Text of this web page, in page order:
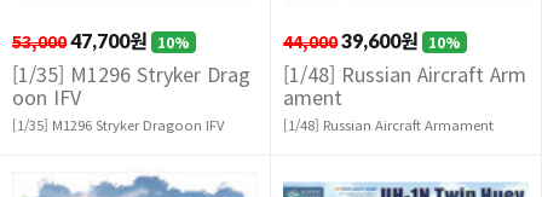
53,00047,700원 10%
[1/35] M1296 Stryker Drag
oon IFV
[1/35] M1296 Stryker Dragoon IFV
44,00039,600원 10%
[1/48] Russian Aircraft Arm
ament
[1/48] Russian Aircraft Armament